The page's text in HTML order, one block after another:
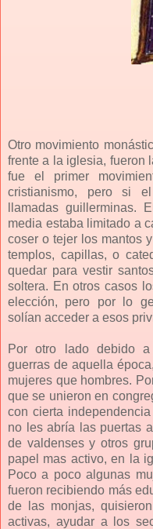
Otro movimiento
frente a la iglesia, fueron
fue el primer
cristianismo, pero si
llamadas
media estaba limitado a
coser o tejer los mantos
templos, capillas, o
quedar para vestir
soltera. En otros casos
elección, pero por lo
solían acceder a esos
Por otro lado debido
guerras de aquella
mujeres que hombres.
que se unieron en
con cierta
no les abría las puertas
de valdenses y otros
papel mas activo, en la
Poco a poco algunas
fueron recibiendo más
de las monjas,
activas, ayudar a los